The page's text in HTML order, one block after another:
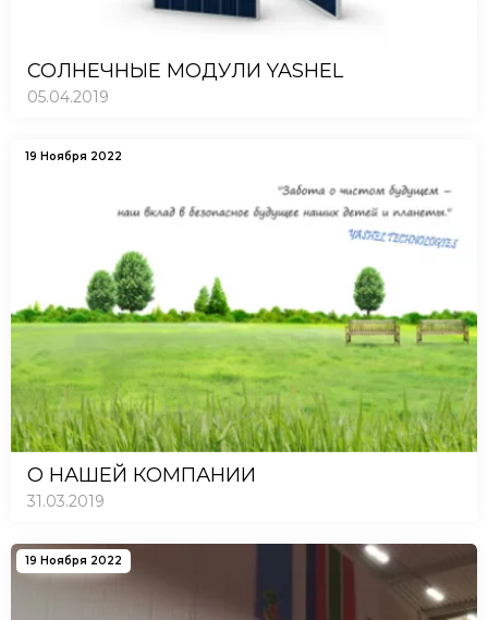
СОЛНЕЧНЫЕ МОДУЛИ YASHEL
05.04.2019
19 Ноября 2022
О НАШЕЙ КОМПАНИИ
31.03.2019
19 Ноября 2022